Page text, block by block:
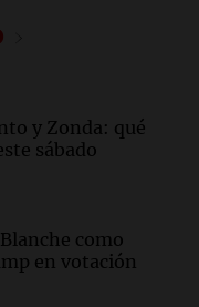
y Zonda: qué
sábado
como
en votación